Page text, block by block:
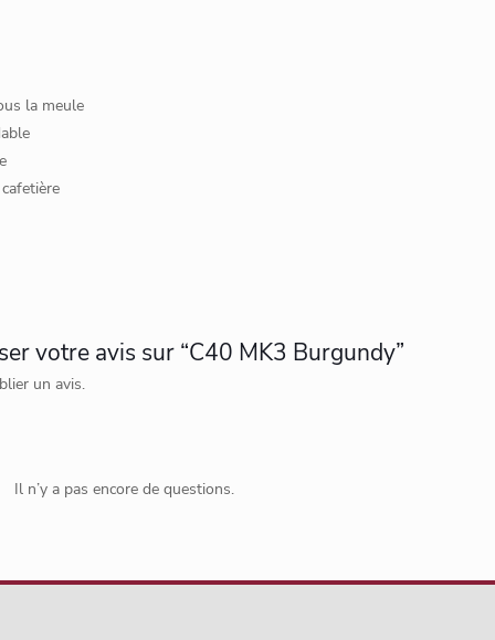
la meule
votre avis sur “C40 MK3 Burgundy”
un avis.
Il n’y a pas encore de questions.